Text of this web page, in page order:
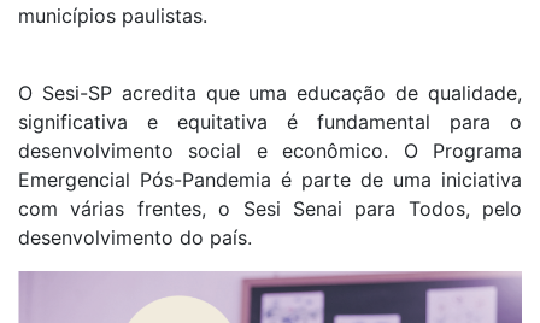
municípios paulistas.
O Sesi-SP acredita que uma educação de qualidade,
significativa e equitativa é fundamental para o
desenvolvimento social e econômico. O Programa
Emergencial Pós-Pandemia é parte de uma iniciativa
com várias frentes, o Sesi Senai para Todos, pelo
desenvolvimento do país.